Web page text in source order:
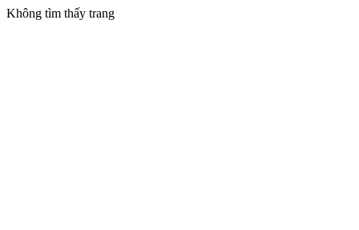
Không tìm thấy trang